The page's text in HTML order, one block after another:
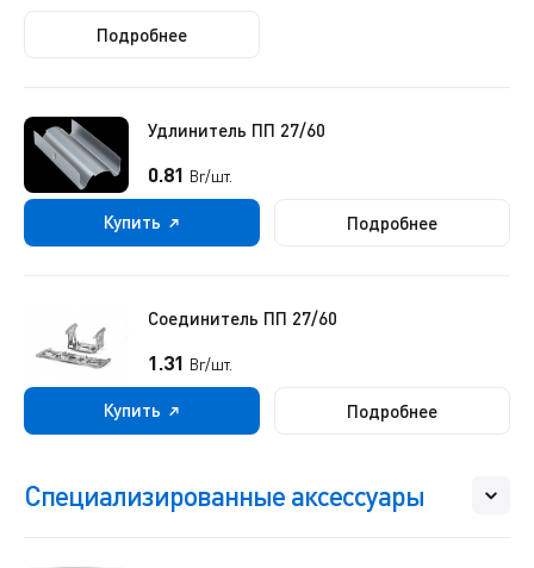
Подробнее
Удлинитель ПП 27/60
0.81 Br/шт.
Купить Подробнее
Соединитель ПП 27/60
1.31 Br/шт.
Купить Подробнее
Специализированные аксессуары